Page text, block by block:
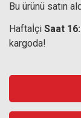
Bu ürünü satın
Haftaİçi Saat
kargoda!